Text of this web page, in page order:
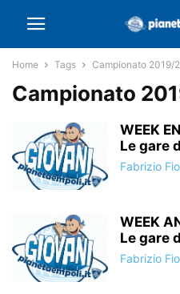
Home Tags Campionato 2019/
Campionato
WEEK
Le gare
Fabrizio
WEEK
Le gare
Fabrizio